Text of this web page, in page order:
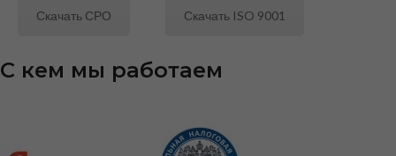
Скачать СРО Скачать ISO 9001
С кем мы работаем